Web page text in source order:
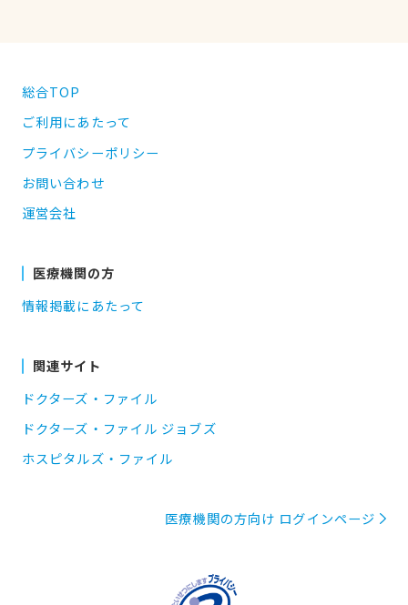
総合TOP
ご利用にあたって
プライバシーポリシー
お問い合わせ
運営会社
医療機関の方
情報掲載にあたって
関連サイト
ドクターズ・ファイル
ドクターズ・ファイル ジョブズ
ホスピタルズ・ファイル
医療機関の方向け ログインページ